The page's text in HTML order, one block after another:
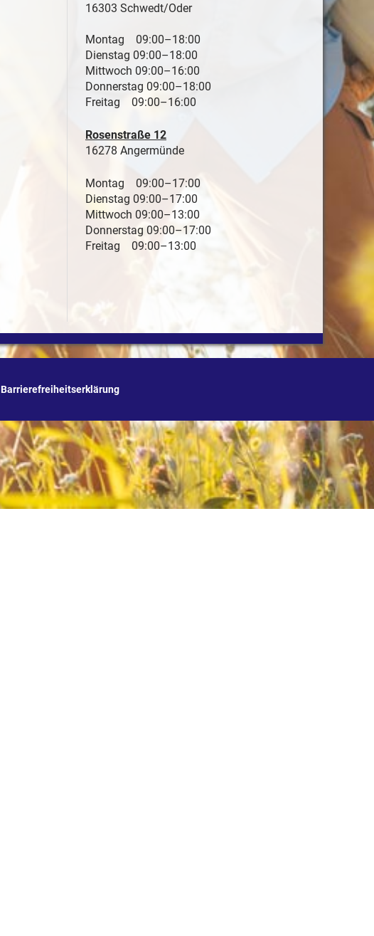
16303 Schwedt/Oder
Montag 09:00–18:00
Dienstag 09:00–18:00
Mittwoch 09:00–16:00
Donnerstag 09:00–18:00
Freitag 09:00–16:00
Rosenstraße 12
16278 Angermünde
Montag 09:00–17:00
Dienstag 09:00–17:00
Mittwoch 09:00–13:00
Donnerstag 09:00–17:00
Freitag 09:00–13:00
Barrierefreiheitserklärung